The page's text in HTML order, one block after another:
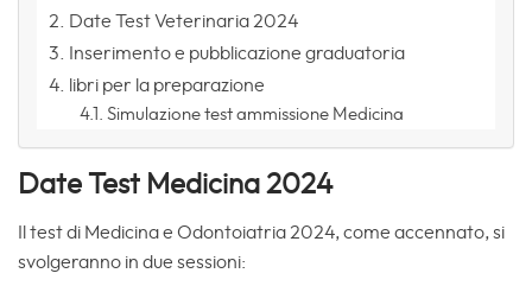
Date Test Veterinaria 2024
Inserimento e pubblicazione graduatoria
libri per la preparazione
Simulazione test ammissione Medicina
Date Test Medicina 2024
Il test di Medicina e Odontoiatria 2024, come accennato, si
svolgeranno in due sessioni: